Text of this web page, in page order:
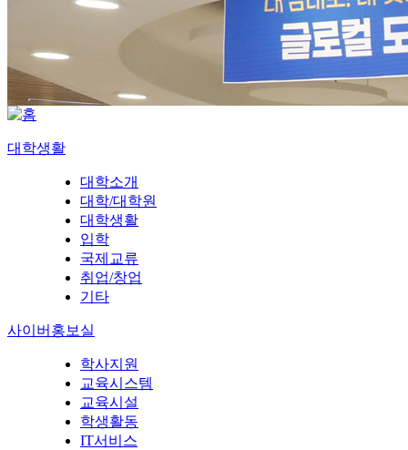
대학생활
대학소개
대학/대학원
대학생활
입학
국제교류
취업/창업
기타
사이버홍보실
학사지원
교육시스템
교육시설
학생활동
IT서비스